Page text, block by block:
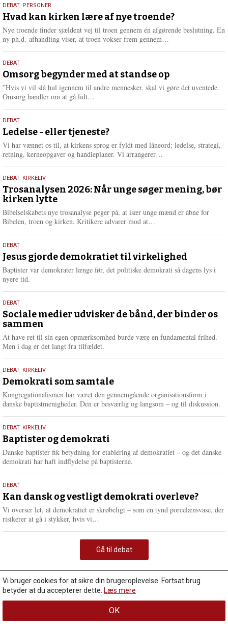
e
r
e
25.
juli
2026
DEBAT, PERSONER
Hvad kan kirken lære af nye troende?
Nye troende finder sjældent vej til troen gennem én afgørende beslutning. En
ny ph.d.-afhandling viser, at troen vokser frem gennem…
e
r
e
9.
juli
2026
DEBAT
Omsorg begynder med at standse op
”Hvis vi vil slå hul igennem til andre mennesker, skal vi gøre det uventede.
Omsorg handler om at gå lidt…
e
r
e
10.
juni
2026
DEBAT
Ledelse - eller tjeneste?
Vi har vænnet os til, at kirkens sprog er fyldt med låneord: ledelse, strategi,
retning, kerneopgaver og handleplaner. Vi arrangerer…
e
2.
juni
2026
DEBAT, KIRKELIV
Trosanalysen 2026: Når unge søger mening, bør
kirken lytte
Bibelselskabets nye trosanalyse peger på, at især unge mænd er åbne for
Bibelen, troen og kirken. Kritikere advarer mod at…
e
r
e
18.
maj
2026
DEBAT
Jesus gjorde demokratiet til virkelighed
Baptister var demokrater længe før, det politiske demokrati så dagens lys i
nyere tid.
18.
maj
2026
DEBAT
Sociale medier udvisker de bånd, der binder os
sammen
At have ret til sin egen opmærksomhed burde være en fundamental frihed.
Men i dag er det langt fra tilfældet.
18.
maj
2026
DEBAT, KIRKELIV
Demokrati som samtale
Kongregationalismen har været den gennemgående organisationsform i
danske baptistmenigheder. Den er besværlig og langsom – og til diskussion.
18.
maj
2026
DEBAT, KIRKELIV
Baptister og demokrati
Danske baptister fik betydning for etablering af demokratiet – og det danske
demokrati har haft indflydelse på baptisterne.
18.
maj
2026
DEBAT
Kan dansk og vestligt demokrati overleve?
Vi overser let, at demokratiet er skrøbeligt – som en tynd porcelænsvase, der
risikerer at gå i stykker, hvis vi…
m
e
e
Gå til debat
Vi bruger cookies for at sikre din brugeroplevelse. Fortsat brug
betyder at du accepterer dette. Læs mere
OK